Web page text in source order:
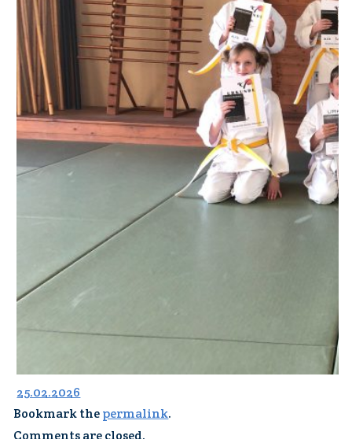
25.02.2026
Bookmark thepermalink.
Comments are closed.